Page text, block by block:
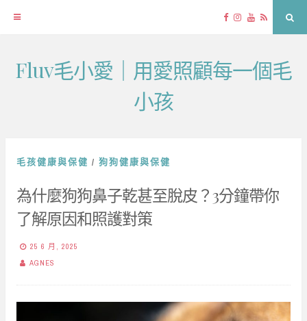
Skip
Facebook
Instagram
YouTube
RSS
Fluv毛小愛｜用愛照顧每一個毛
小孩
毛孩健康與保健 / 狗狗健康與保健
為什麼狗狗鼻子乾甚至脫皮？3分鐘帶你
了解原因和照護對策
25 6 月, 2025
AGNES